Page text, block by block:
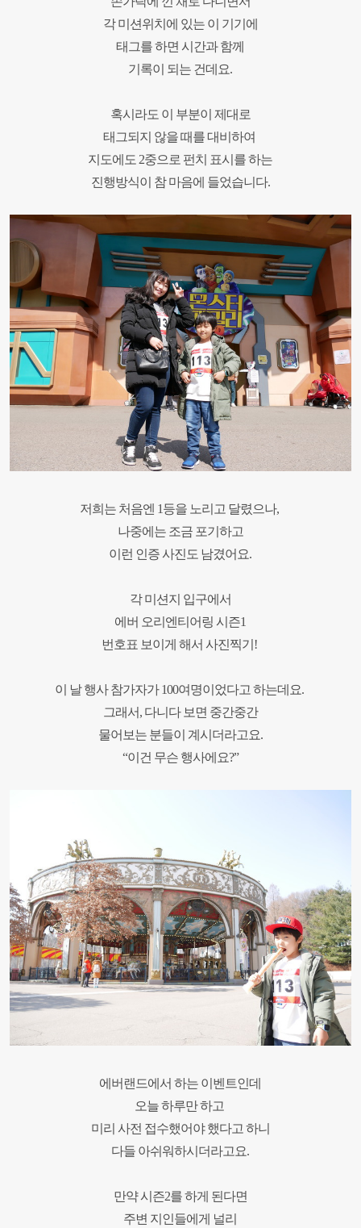
각 미션위치에 있는 이 기기에
태그를 하면 시간과 함께
기록이 되는 건데요.
혹시라도 이 부분이 제대로
태그되지 않을 때를 대비하여
지도에도 2중으로 펀치 표시를 하는
진행방식이 참 마음에 들었습니다.
저희는 처음엔 1등을 노리고 달렸으나,
나중에는 조금 포기하고
이런 인증 사진도 남겼어요.
각 미션지 입구에서
에버 오리엔티어링 시즌1
번호표 보이게 해서 사진찍기 !
이 날 행사 참가자가100여명이었다고 하는데요.
그래서, 다니다 보면 중간중간
물어보는 분들이 계시더라고요.
“이건 무슨 행사에요?”
에버랜드에서 하는 이벤트인데
오늘 하루만 하고
미리 사전 접수했어야 했다고 하니
다들 아쉬워하시더라고요.
만약 시즌2를 하게 된다면
주변 지인들에게 널리